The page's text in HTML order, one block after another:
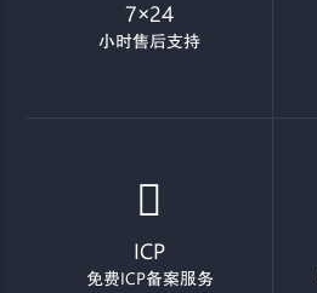
7×24
小时售后支持
ICP
免费ICP备案服务